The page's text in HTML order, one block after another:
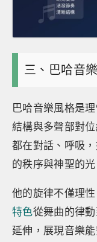
三、巴哈音
巴哈音樂風格是
結構與多聲部對
都在對話、呼吸
的秩序與神聖的光
他的旋律不僅理
特色從舞曲的律
延伸，展現音樂